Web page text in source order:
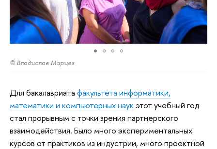
© Владислав Марцев
Для бакалавриата факультета информатики,
математики и компьютерных наукэтот учебный год
стал прорывным с точки зрения партнерского
взаимодействия. Было много экспериментальных
курсов от практиков из индустрии, много проектной